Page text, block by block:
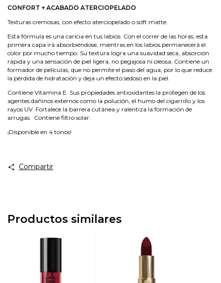
CONFORT + ACABADO ATERCIOPELADO
Texturas cremosas, con efecto aterciopelado o soft matte.
Esta fórmula es una caricia en tus labios. Con el correr de las horas, esta
primera capa irá absorbiéndose, mientras en los labios permanecerá el
color por mucho tiempo. Su textura logra una suavidad seca, absorción
rápida y una sensación de piel ligera, no pegajosa ni oleosa. Contiene un
formador de películas, que no permite el paso del agua, por lo que reduce
la pérdida de hidratación y deja un efecto sedoso en la piel.
Contiene Vitamina E. Sus propiedades antioxidantes la protegen de los
agentes dañinos externos como la polución, el humo del cigarrillo y los
rayos UV. Fortalece la barrera cutánea y ralentiza la formación de
arrugas. Contiene filtro solar.
¡Disponible en 4 tonos!
Compartir
Productos similares